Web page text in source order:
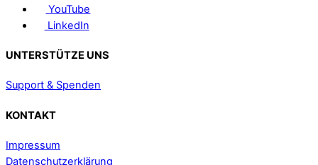
YouTube
LinkedIn
UNTERSTÜTZE UNS
Support & Spenden
KONTAKT
Impressum
Datenschutzerklärung